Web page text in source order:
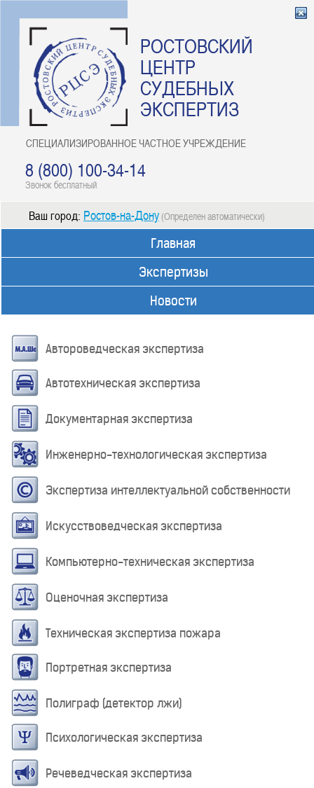
РОСТОВСКИЙ
ЦЕНТР
СУДЕБНЫХ
ЭКСПЕРТИЗ
СПЕЦИАЛИЗИРОВАННОЕ ЧАСТНОЕ УЧРЕЖДЕНИЕ
8 (800) 100-34-14
Звонок бесплатный
Ваш город: Ростов-на-Дону (Определен автоматически)
Главная
Экспертизы
Новости
Автороведческая экспертиза
Автотехническая экспертиза
Документарная экспертиза
Инженерно-технологическая экспертиза
Экспертиза интеллектуальной собственности
Искусствоведческая экспертиза
Компьютерно-техническая экспертиза
Оценочная экспертиза
Техническая экспертиза пожара
Портретная экспертиза
Полиграф (детектор лжи)
Психологическая экспертиза
Речеведческая экспертиза